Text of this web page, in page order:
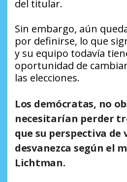
del titular.
Sin embargo, aún
por definirse, lo que
y su equipo todavía
oportunidad de
las elecciones.
Los demócratas, no
necesitarían perder
que su perspectiva de
desvanezca según el
Lichtman.